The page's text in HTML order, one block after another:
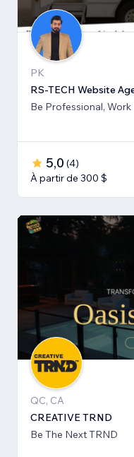
PK
RS-TECH Website
Be Professional,
5,0 (4)
À partir de 300 $
QC, CA
CREATIVE TRND
Be The Next TRND